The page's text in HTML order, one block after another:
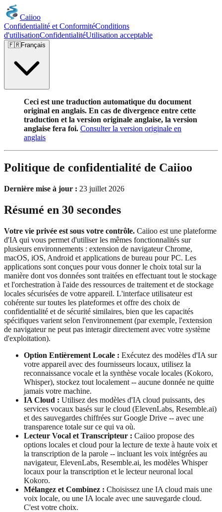
Caiioo
Confidentialité et ConformitéConditions
d'utilisationConfidentialitéUtilisation acceptable
🇫🇷Français
Ceci est une traduction automatique du document
original en anglais. En cas de divergence entre cette
traduction et la version originale anglaise, la version
anglaise fera foi. Consulter la version originale en
anglais
Politique de confidentialité de Caiioo
Dernière mise à jour : 23 juillet 2026
Résumé en 30 secondes
Votre vie privée est sous votre contrôle. Caiioo est une plateforme
d'IA qui vous permet d'utiliser les mêmes fonctionnalités sur
plusieurs environnements : extension de navigateur Chrome,
macOS, iOS, Android et applications de bureau pour PC. Les
applications sont conçues pour vous donner le choix total sur la
manière dont vos données sont traitées en effectuant tout le stockage
et l'orchestration à l'aide des ressources de traitement et de stockage
locales sécurisées de votre appareil. L'interface utilisateur est
cohérente sur toutes les plateformes et offre des choix de
confidentialité et de sécurité similaires, bien que les capacités
spécifiques varient selon l'environnement (par exemple, l'extension
de navigateur ne peut pas interagir directement avec votre système
d'exploitation).
Option Entièrement Locale : Exécutez des modèles d'IA sur
votre appareil avec des fournisseurs locaux, utilisez la
reconnaissance vocale et la synthèse vocale locales (Kokoro,
Whisper), stockez tout localement -- aucune donnée ne quitte
jamais votre machine.
IA Cloud : Utilisez des modèles d'IA cloud puissants, des
services vocaux basés sur le cloud (ElevenLabs, Resemble.ai)
et des sauvegardes chiffrées sur Google Drive -- avec une
transparence totale sur ce qui va où.
Lecteur Vocal et Transcripteur : Caiioo propose des
options locales et cloud pour la lecture de texte à haute voix et
la transcription de la parole -- incluant les voix intégrées au
navigateur, ElevenLabs, Resemble.ai, les modèles Whisper
locaux pour la transcription et le lecteur neuronal local
Kokoro.
Mélangez et Combinez : Choisissez une IA cloud mais une
voix locale, ou une IA locale avec une sauvegarde cloud.
C'est votre choix.